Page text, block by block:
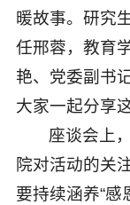
暖故事。研究
任邢蓉，教育
艳、党委副书
大家一起分享
座谈会上
院对活动的关
要持续涵养“感